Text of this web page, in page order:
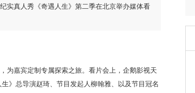
实真人秀《奇遇人生》第二季在北京举办媒体看
，为嘉宾定制专属探索之旅。看片会上，企鹅影视天
》总导演赵琦、节目发起人柳翰雅 、以及节目冠名